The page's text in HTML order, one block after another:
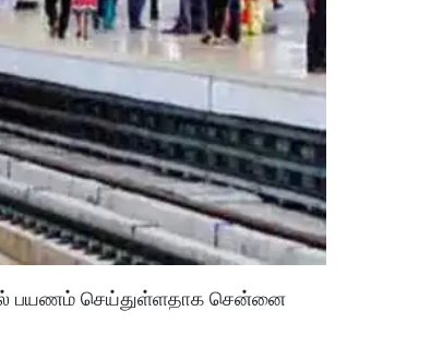
பயணம் செய்துள்ளதாக சென்னை